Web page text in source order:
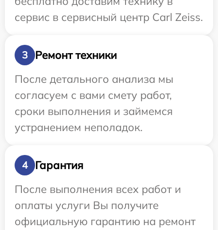
сервис в сервисный центр Carl Zeiss.
3
Ремонт техники
После детального анализа мы
согласуем с вами смету работ,
сроки выполнения и займемся
устранением неполадок.
4
Гарантия
После выполнения всех работ и
оплаты услуги Вы получите
официальную гарантию на ремонт